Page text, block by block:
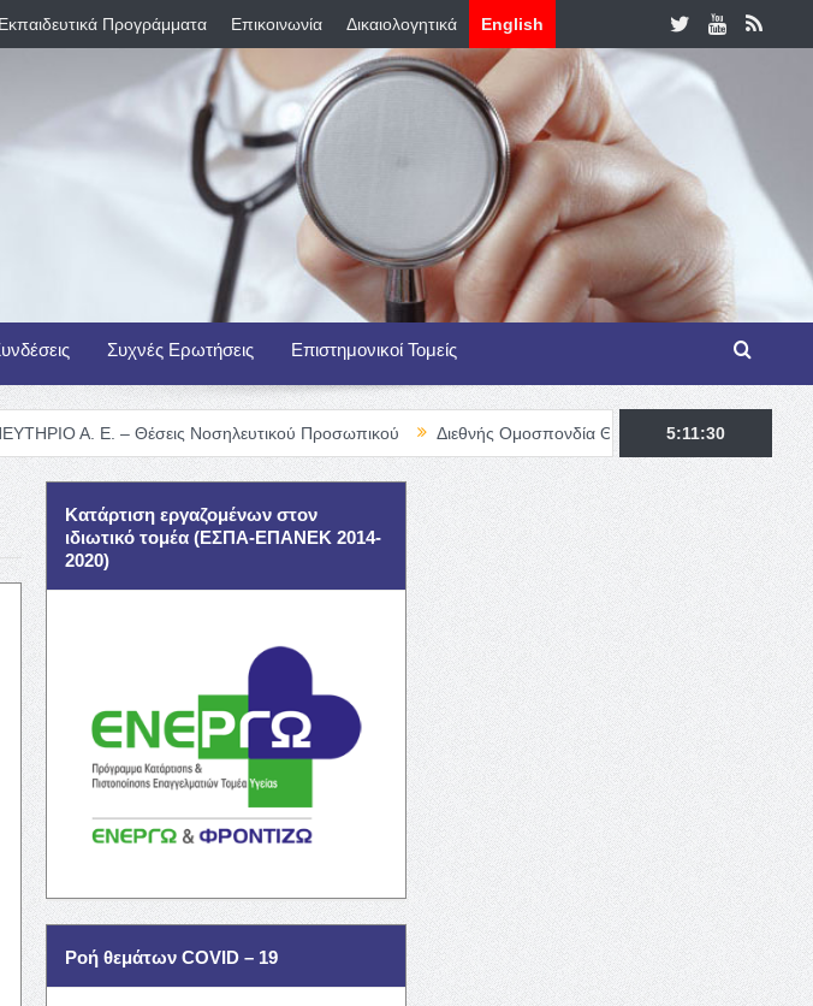
Προγράμματα Επικοινωνία Δικαιολογητικά English
Συχνές Ερωτήσεις Επιστημονικοί Τομείς
– Θέσεις Νοσηλευτικού Προσωπικού Διεθνής Ομοσπονδία Θαλασσαιμίας – TIF Fellowship
5:11:31
Κατάρτιση εργαζομένων στον
ιδιωτικό τομέα (ΕΣΠΑ-ΕΠΑΝΕΚ 2014-
2020)
Ροή θεμάτων COVID – 19